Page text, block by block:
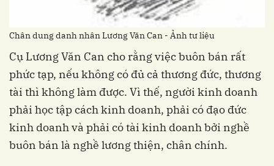
Chân dung danh nhân Lương Văn Can - Ảnh tư liệu
Cụ Lương Văn Can cho rằng việc buôn bán rất
phức tạp, nếu không có đủ cả thương đức, thương
tài thì không làm được. Vì thế, người kinh doanh
phải học tập cách kinh doanh, phải có đạo đức
kinh doanh và phải có tài kinh doanh bởi nghề
buôn bán là nghề lương thiện, chân chính.